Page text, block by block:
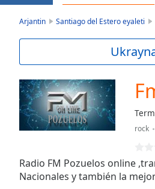
Skip
Current
Duration-:-
Loaded:
0.00%
Stream
Seek to
currently
Arjantin Santiago del Estero eyaleti
rock
Radio FM Pozuelos online
Nacionales y también la